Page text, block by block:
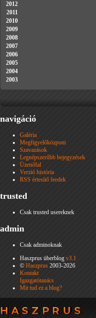
2012
2011
2010
2009
2008
2007
2006
2005
2004
2003
navigáció
Galéria
Megfigyelőközpont
Szavazások
Legnépszerűbb bejegyzések
Üzenőfal
Verzió história
RSS értesítő feedek
trusted
Csak trusted usereknek
admin
Csak adminoknak
Haszprus überblog v3.1
© Haszprus 2003-2026
Kontakt
Igazgatótanács
Mit tud ez a blog?
HASZPRUS
HASZPRUS